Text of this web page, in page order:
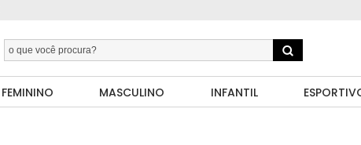
FEMININO MASCULINO INFANTIL